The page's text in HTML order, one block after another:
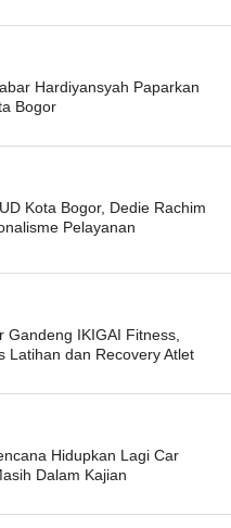
Hardiyansyah Paparkan
Bogor
Kota Bogor, Dedie Rachim
Pelayanan
Gandeng IKIGAI Fitness,
Latihan dan Recovery Atlet
Hidupkan Lagi Car
Dalam Kajian